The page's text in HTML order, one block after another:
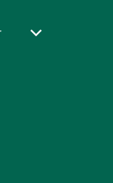
Von 07:30 bis